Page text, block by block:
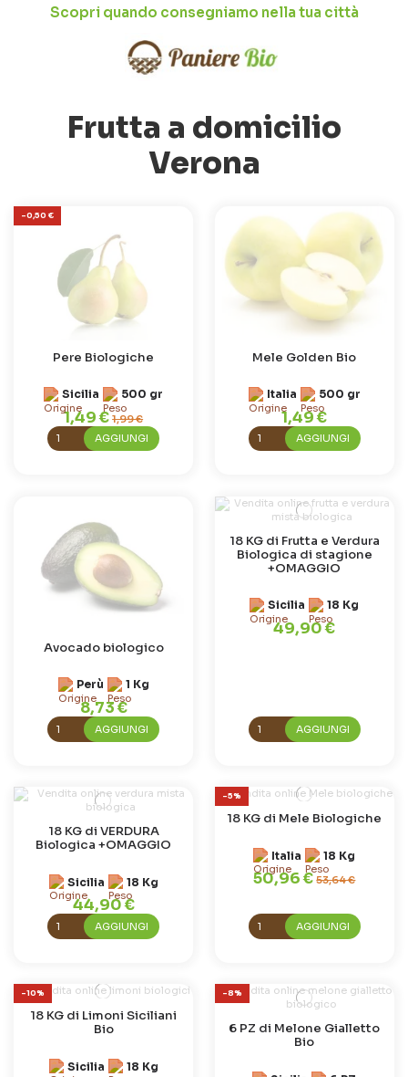
Scopri quando consegniamo nella tua città
Frutta a domicilio
Verona
-0,50 €
Pere Biologiche
Sicilia 500 gr
1,49 €1,99 €
AGGIUNGI
Mele Golden Bio
Italia 500 gr
1,49 €
AGGIUNGI
Avocado biologico
Perù 1 Kg
8,73 €
AGGIUNGI
18 KG di Frutta e Verdura
Biologica di stagione
+OMAGGIO
Sicilia 18 Kg
49,90 €
AGGIUNGI
18 KG di VERDURA
Biologica +OMAGGIO
Sicilia 18 Kg
44,90 €
AGGIUNGI
-5%
18 KG di Mele Biologiche
Italia 18 Kg
50,96 €53,64 €
AGGIUNGI
-10%
18 KG di Limoni Siciliani
Bio
Sicilia 18 Kg
-8%
6 PZ di Melone Gialletto
Bio